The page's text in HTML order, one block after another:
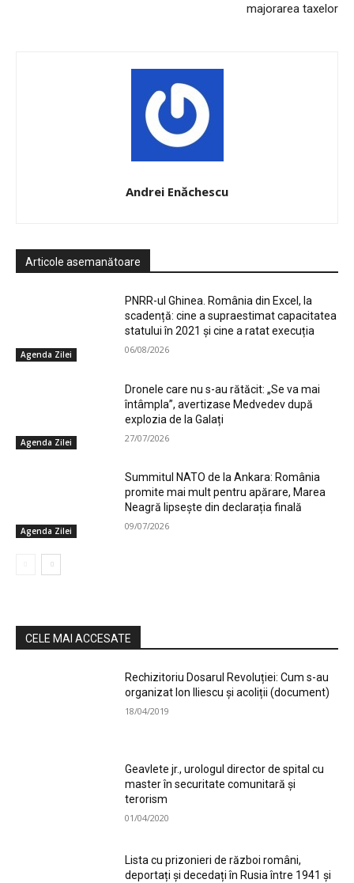
majorarea taxelor
Andrei Enăchescu
Articole asemanătoare
Agenda Zilei
PNRR-ul Ghinea. România din Excel, la
scadență: cine a supraestimat capacitatea
statului în 2021 și cine a ratat execuția
06/08/2026
Agenda Zilei
Dronele care nu s-au rătăcit: „Se va mai
întâmpla”, avertizase Medvedev după
explozia de la Galați
27/07/2026
Agenda Zilei
Summitul NATO de la Ankara: România
promite mai mult pentru apărare, Marea
Neagră lipsește din declarația finală
09/07/2026
CELE MAI ACCESATE
Rechizitoriu Dosarul Revoluției: Cum s-au
organizat Ion Iliescu și acoliții (document)
18/04/2019
Geavlete jr., urologul director de spital cu
master în securitate comunitară și
terorism
01/04/2020
Lista cu prizonieri de război români,
deportați și decedați în Rusia între 1941 și